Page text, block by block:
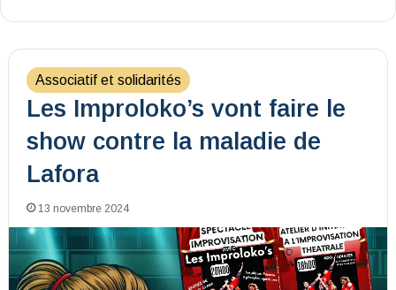
Associatif et solidarités
Les Improloko’s vont faire le
show contre la maladie de
Lafora
13 novembre 2024